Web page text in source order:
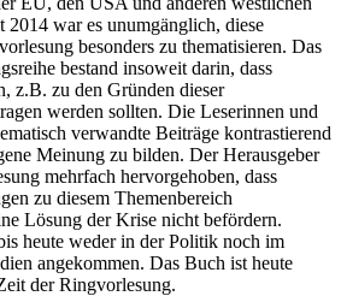
2014 war es unumgänglich, diese
besonders zu thematisieren. Das
bestand insoweit darin, dass
z.B. zu den Gründen dieser
werden sollten. Die Leserinnen und
verwandte Beiträge kontrastierend
Meinung zu bilden. Der Herausgeber
mehrfach hervorgehoben, dass
zu diesem Themenbereich
Lösung der Krise nicht befördern.
heute weder in der Politik noch im
angekommen. Das Buch ist heute
der Ringvorlesung.